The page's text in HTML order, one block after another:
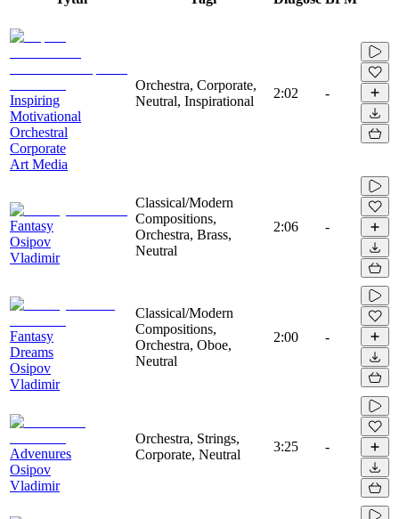
Inspiring
Motivational
Orchestral
Corporate
Art Media
Orchestra, Corporate,
Neutral, Inspirational
2:02 -
Fantasy
Osipov
Vladimir
Classical/Modern
Compositions,
Orchestra, Brass,
Neutral
2:06 -
Fantasy
Dreams
Osipov
Vladimir
Classical/Modern
Compositions,
Orchestra, Oboe,
Neutral
2:00 -
Advenures
Osipov
Vladimir
Orchestra, Strings,
Corporate, Neutral
3:25 -